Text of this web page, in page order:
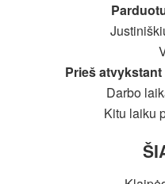
Prieš
Darbo
Kitu laiku